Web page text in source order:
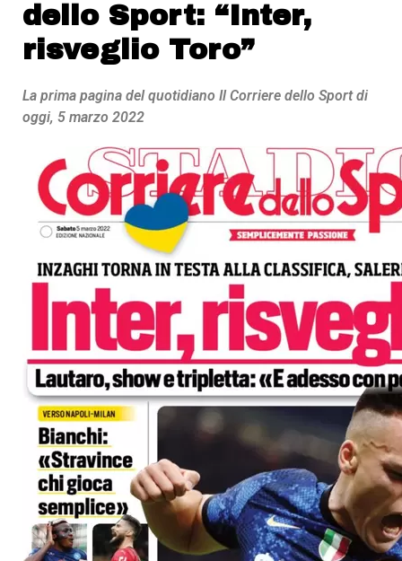
dello Sport: “Inter,
risveglio Toro”
La prima pagina del quotidiano Il Corriere dello Sport di
oggi, 5 marzo 2022